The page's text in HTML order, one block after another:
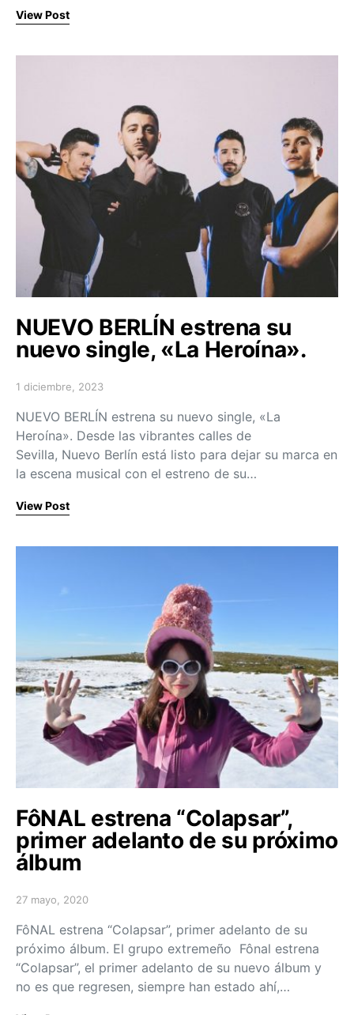
View Post
NUEVO BERLÍN estrena su
nuevo single, «La Heroína».
Posted on
1 diciembre, 2023
NUEVO BERLÍN estrena su nuevo single, «La
Heroína». Desde las vibrantes calles de
Sevilla, Nuevo Berlín está listo para dejar su marca en
la escena musical con el estreno de su…
View Post
FôNAL estrena “Colapsar”,
primer adelanto de su próximo
álbum
Posted on
27 mayo, 2020
FôNAL estrena “Colapsar”, primer adelanto de su
próximo álbum. El grupo extremeño Fônal estrena
“Colapsar”, el primer adelanto de su nuevo álbum y
no es que regresen, siempre han estado ahí,…